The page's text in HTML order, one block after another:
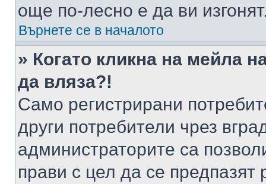
още по-лесно е да ви
Върнете се в началото
» Когато кликна на мейла
да вляза?!
Само регистрирани
други потребители чрез
администраторите са
прави с цел да се предпазят